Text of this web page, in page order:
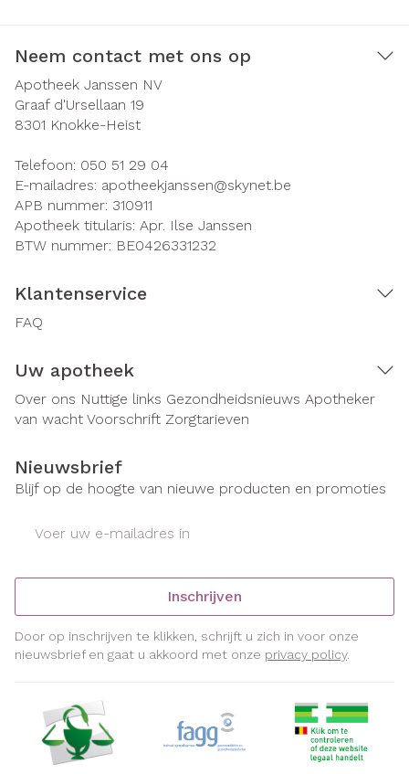
Neem contact met ons op
Apotheek Janssen NV
Graaf d'Ursellaan 19
8301 Knokke-Heist
Telefoon: 050 51 29 04
E-mailadres: apotheekjanssen@skynet.be
APB nummer: 310911
Apotheek titularis: Apr. Ilse Janssen
BTW nummer: BE0426331232
Klantenservice
FAQ
Uw apotheek
Over ons Nuttige links Gezondheidsnieuws Apotheker
van wacht Voorschrift Zorgtarieven
Nieuwsbrief
Blijf op de hoogte van nieuwe producten en promoties
Inschrijven
Door op inschrijven te klikken, schrijft u zich in voor onze
nieuwsbrief en gaat u akkoord met onze privacy policy.